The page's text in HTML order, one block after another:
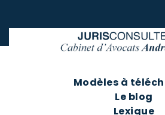
Modèles à
Le blog
Lexique